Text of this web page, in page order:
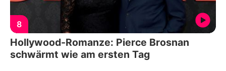
8
Hollywood-Romanze: Pierce Brosnan
schwärmt wie am ersten Tag